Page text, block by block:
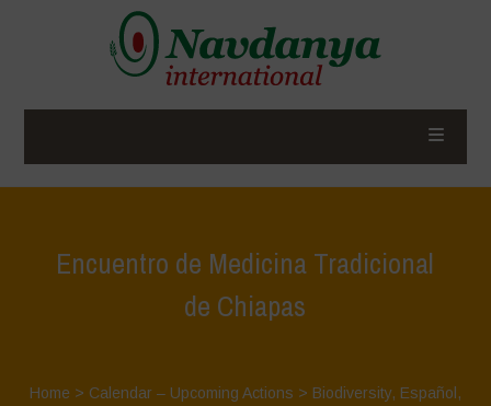
Encuentro de Medicina Tradicional
de Chiapas
Home > Calendar – Upcoming Actions > Biodiversity, Español ,